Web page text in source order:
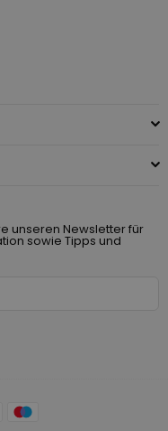
unseren Newsletter für
sowie Tipps und